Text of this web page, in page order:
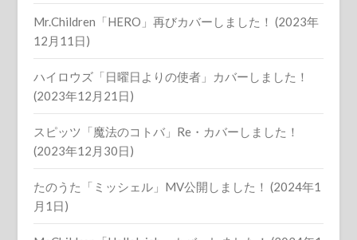
Mr.Children「HERO」再びカバーしました！ (2023年
12月11日)
ハイロウズ「日曜日よりの使者」カバーしました！
(2023年12月21日)
スピッツ「魔法のコトバ」Re・カバーしました！
(2023年12月30日)
たのうた「ミッシェル」MV公開しました！ (2024年1
月1日)